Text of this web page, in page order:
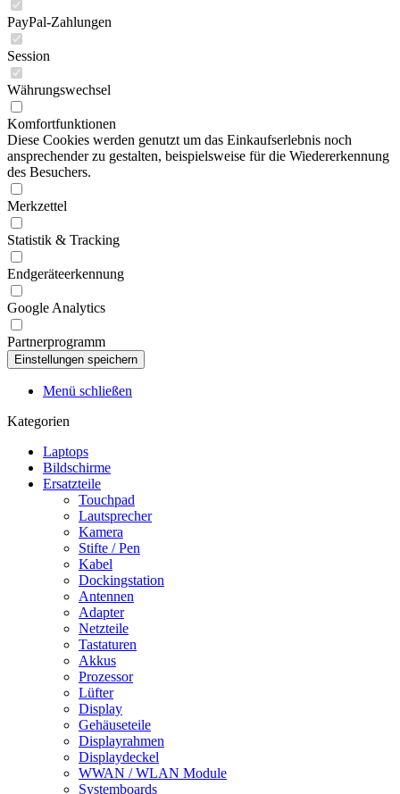
PayPal-Zahlungen
Session
Währungswechsel
Komfortfunktionen
Diese Cookies werden genutzt um das Einkaufserlebnis noch
ansprechender zu gestalten, beispielsweise für die Wiedererkennung
des Besuchers.
Merkzettel
Statistik & Tracking
Endgeräteerkennung
Google Analytics
Partnerprogramm
Menü schließen
Kategorien
Laptops
Bildschirme
Ersatzteile
Touchpad
Lautsprecher
Kamera
Stifte / Pen
Kabel
Dockingstation
Antennen
Adapter
Netzteile
Tastaturen
Akkus
Prozessor
Lüfter
Display
Gehäuseteile
Displayrahmen
Displaydeckel
WWAN / WLAN Module
Systemboards